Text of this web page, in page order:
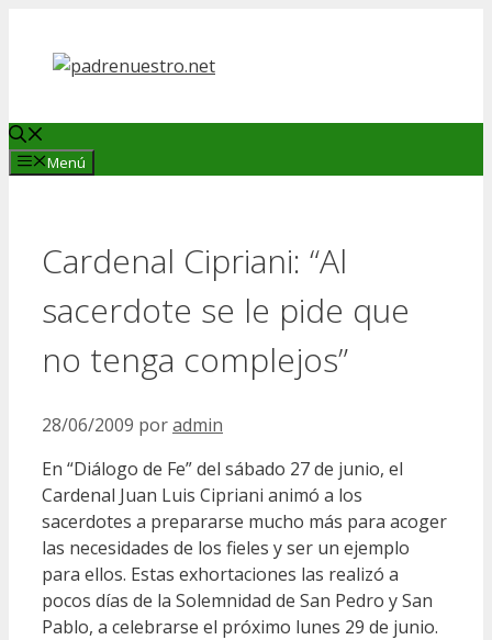
contenido
Menú
Cardenal Cipriani: “Al
sacerdote se le pide que
no tenga complejos”
28/06/2009 poradmin
En “Diálogo de Fe” del sábado 27 de junio, el
Cardenal Juan Luis Cipriani animó a los
sacerdotes a prepararse mucho más para acoger
las necesidades de los fieles y ser un ejemplo
para ellos. Estas exhortaciones las realizó a
pocos días de la Solemnidad de San Pedro y San
Pablo, a celebrarse el próximo lunes 29 de junio.